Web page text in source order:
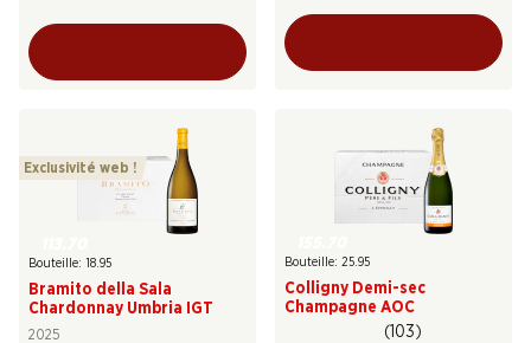
Exclusivité web !
Bouteille: 18.95
Bramito della Sala
Chardonnay Umbria IGT
2025
Bouteille: 25.95
Colligny Demi-sec
Champagne AOC
(103)